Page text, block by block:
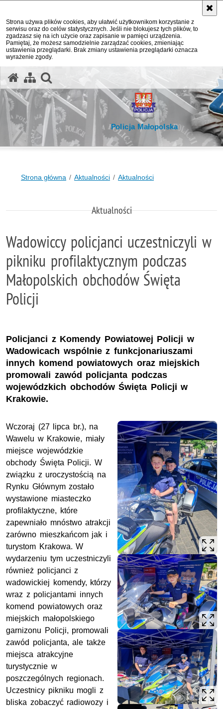
Strona używa plików cookies, aby ułatwić użytkownikom korzystanie z
serwisu oraz do celów statystycznych. Jeśli nie blokujesz tych plików, to
zgadzasz się na ich użycie oraz zapisanie w pamięci urządzenia.
Pamiętaj, że możesz samodzielnie zarządzać cookies, zmieniając
ustawienia przeglądarki. Brak zmiany ustawienia przeglądarki oznacza
wyrażenie zgody.
Policja Małopolska
Strona główna Aktualności Aktualności
Aktualności
Wadowiccy policjanci uczestniczyli w
pikniku profilaktycznym podczas
Małopolskich obchodów Święta
Policji
Policjanci z Komendy Powiatowej Policji w
Wadowicach wspólnie z funkcjonariuszami
innych komend powiatowych oraz miejskich
promowali zawód policjanta podczas
wojewódzkich obchodów Święta Policji w
Krakowie.
Wczoraj (27 lipca br.), na
Wawelu w Krakowie, miały
miejsce wojewódzkie
obchody Święta Policji. W
związku z uroczystością na
Rynku Głównym zostało
wystawione miasteczko
profilaktyczne, które
zapewniało mnóstwo atrakcji
zarówno mieszkańcom jak i
turystom Krakowa. W
wydarzeniu tym uczestniczyli
również policjanci z
wadowickiej komendy, którzy
wraz z policjantami innych
komend powiatowych oraz
miejskich małopolskiego
garnizonu Policji, promowali
zawód policjanta, ale także
miejsca atrakcyjne
turystycznie w
poszczególnych regionach.
Uczestnicy pikniku mogli z
bliska zobaczyć radiowozy i